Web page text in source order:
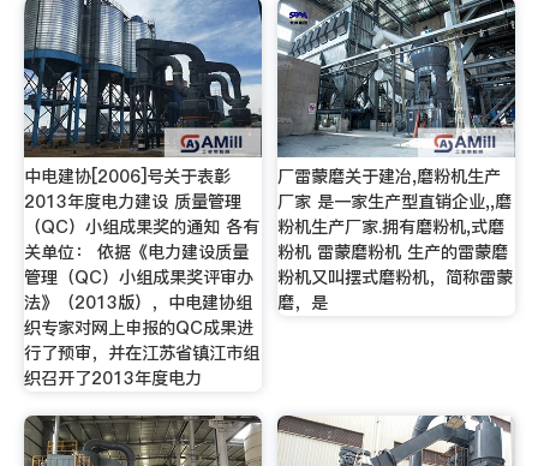
中电建协[2006]号关于表彰
2013年度电力建设 质量管理
（QC）小组成果奖的通知 各有
关单位： 依据《电力建设质量
管理（QC）小组成果奖评审办
法》（2013版），中电建协组
织专家对网上申报的QC成果进
行了预审，并在江苏省镇江市组
织召开了2013年度电力
厂雷蒙磨关于建冶,磨粉机生产
厂家 是一家生产型直销企业,,磨
粉机生产厂家.拥有磨粉机,式磨
粉机 雷蒙磨粉机 生产的雷蒙磨
粉机又叫摆式磨粉机，简称雷蒙
磨，是